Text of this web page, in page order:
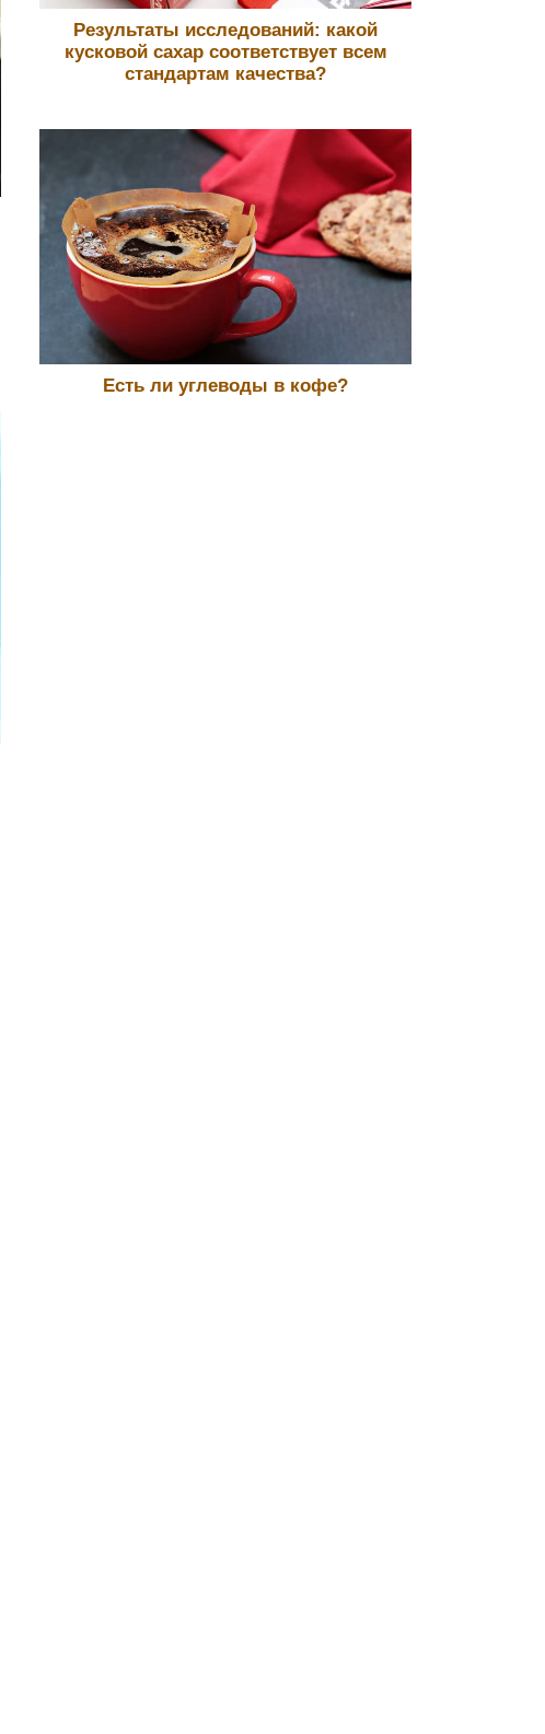
Результаты исследований: какой
кусковой сахар соответствует всем
стандартам качества?
Есть ли углеводы в кофе?